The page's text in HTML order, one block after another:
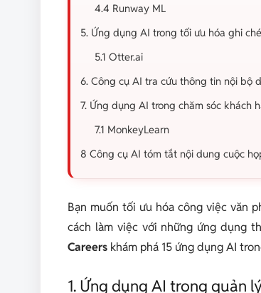
4.4 Runway ML
5. Ứng dụng AI trong tối ưu hóa ghi
5.1 Otter.ai
6. Công cụ AI tra cứu thông tin nội bộ
7. Ứng dụng AI trong chăm sóc khách
7.1 MonkeyLearn
8 Công cụ AI tóm tắt nội dung cuộc
Bạn muốn tối ưu hóa công việc văn
cách làm việc với những ứng dụng
Careers khám phá 15 ứng dụng AI
1. Ứng dụng AI trong quản